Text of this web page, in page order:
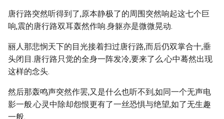
唐行路突然听得到了,原本静极了的周围突然响起这七个巨
响,震的唐行路双耳轰然作响.身躯亦是微微晃动.
丽人那悲悯天下的目光接着扫过唐行路,而后仍双掌合十,垂
头闭目.唐行路只觉的全身一阵发冷,要来了么.心中蓦然出现
这样的念头.
然后那轰鸣声突然作罢,又是什么也听不到,如同一个无声电
影一般.心灵中除却怨恨更有了一丝恐惧与绝望,如了无生趣
一般.